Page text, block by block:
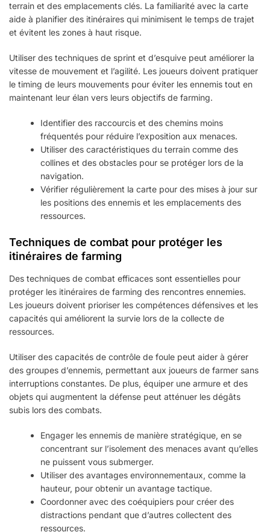
terrain et des emplacements clés. La familiarité avec la carte
aide à planifier des itinéraires qui minimisent le temps de trajet
et évitent les zones à haut risque.
Utiliser des techniques de sprint et d’esquive peut améliorer la
vitesse de mouvement et l’agilité. Les joueurs doivent pratiquer
le timing de leurs mouvements pour éviter les ennemis tout en
maintenant leur élan vers leurs objectifs de farming.
Identifier des raccourcis et des chemins moins
fréquentés pour réduire l’exposition aux menaces.
Utiliser des caractéristiques du terrain comme des
collines et des obstacles pour se protéger lors de la
navigation.
Vérifier régulièrement la carte pour des mises à jour sur
les positions des ennemis et les emplacements des
ressources.
Techniques de combat pour protéger les
itinéraires de farming
Des techniques de combat efficaces sont essentielles pour
protéger les itinéraires de farming des rencontres ennemies.
Les joueurs doivent prioriser les compétences défensives et les
capacités qui améliorent la survie lors de la collecte de
ressources.
Utiliser des capacités de contrôle de foule peut aider à gérer
des groupes d’ennemis, permettant aux joueurs de farmer sans
interruptions constantes. De plus, équiper une armure et des
objets qui augmentent la défense peut atténuer les dégâts
subis lors des combats.
Engager les ennemis de manière stratégique, en se
concentrant sur l’isolement des menaces avant qu’elles
ne puissent vous submerger.
Utiliser des avantages environnementaux, comme la
hauteur, pour obtenir un avantage tactique.
Coordonner avec des coéquipiers pour créer des
distractions pendant que d’autres collectent des
ressources.